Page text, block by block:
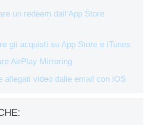
un redeem dall’App Store
gli acquisti su App Store e iTunes
AirPlay Mirroring
allegati video dalle email con iOS